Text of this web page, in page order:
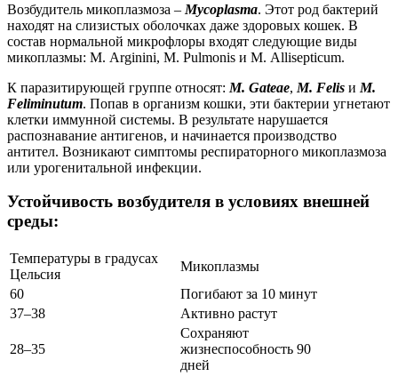
Возбудитель микоплазмоза – Mycoplasma. Этот род бактерий
находят на слизистых оболочках даже здоровых кошек. В
состав нормальной микрофлоры входят следующие виды
микоплазмы: M. Аrginini, М. Рulmonis и М. Allisepticum.
К паразитирующей группе относят: M. Gateae, M. Felis и M.
Feliminutum. Попав в организм кошки, эти бактерии угнетают
клетки иммунной системы. В результате нарушается
распознавание антигенов, и начинается производство
антител. Возникают симптомы респираторного микоплазмоза
или урогенитальной инфекции.
Устойчивость возбудителя в условиях внешней
среды:
Температуры в градусах
Цельсия
Микоплазмы
60
Погибают за 10 минут
37–38
Активно растут
28–35
Сохраняют
жизнеспособность 90
дней